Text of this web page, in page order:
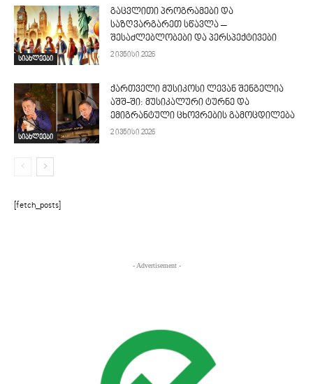
სიახლეები
გაცვლითი პროგრამები და
საზღვარგარეთ სწავლა –
შესაძლებლობები და პერსპექტივები
2 ივნისი 2026
სიახლეები
ქართველი მუსიკოსი ლევან შენგელია
აშშ-ში: მუსიკალური ტურნე და
ემიგრანტული ცხოვრების გამოცდილება
2 ივნისი 2026
[fetch_posts]
- Advertisement -